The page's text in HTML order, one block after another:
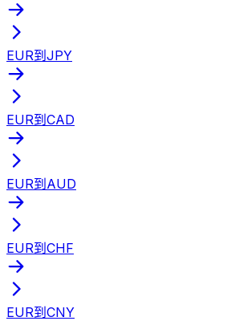
EUR到JPY
EUR到CAD
EUR到AUD
EUR到CHF
EUR到CNY